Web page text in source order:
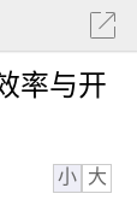
率与开
小 大